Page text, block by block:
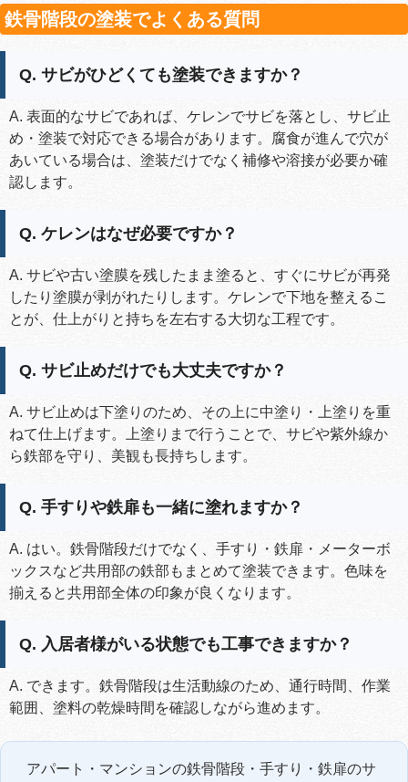
鉄骨階段の塗装でよくある質問
Q. サビがひどくても塗装できますか？
A. 表面的なサビであれば、ケレンでサビを落とし、サビ止
め・塗装で対応できる場合があります。腐食が進んで穴が
あいている場合は、塗装だけでなく補修や溶接が必要か確
認します。
Q. ケレンはなぜ必要ですか？
A. サビや古い塗膜を残したまま塗ると、すぐにサビが再発
したり塗膜が剥がれたりします。ケレンで下地を整えるこ
とが、仕上がりと持ちを左右する大切な工程です。
Q. サビ止めだけでも大丈夫ですか？
A. サビ止めは下塗りのため、その上に中塗り・上塗りを重
ねて仕上げます。上塗りまで行うことで、サビや紫外線か
ら鉄部を守り、美観も長持ちします。
Q. 手すりや鉄扉も一緒に塗れますか？
A. はい。鉄骨階段だけでなく、手すり・鉄扉・メーターボ
ックスなど共用部の鉄部もまとめて塗装できます。色味を
揃えると共用部全体の印象が良くなります。
Q. 入居者様がいる状態でも工事できますか？
A. できます。鉄骨階段は生活動線のため、通行時間、作業
範囲、塗料の乾燥時間を確認しながら進めます。
アパート・マンションの鉄骨階段・手すり・鉄扉のサ